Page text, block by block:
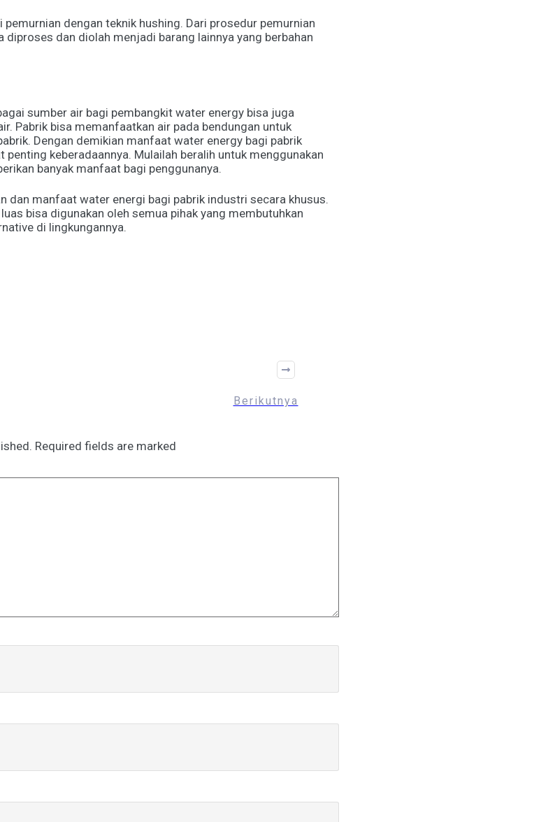
dengan teknik hushing. Dari prosedur pemurnian
dan diolah menjadi barang lainnya yang berbahan
sumber air bagi pembangkit water energy bisa juga
Pabrik bisa memanfaatkan air pada bendungan untuk
Dengan demikian manfaat water energy bagi pabrik
keberadaannya. Mulailah beralih untuk menggunakan
banyak manfaat bagi penggunanya.
dan manfaat water energi bagi pabrik industri secara khusus.
bisa digunakan oleh semua pihak yang membutuhkan
di lingkungannya.
Berikutnya
Required fields are marked